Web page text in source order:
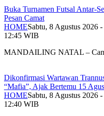
Buka Turnamen Futsal Antar-
Pesan Camat
HOMESabtu, 8 Agustus 2026
12:45 WIB
MANDAILING NATAL –
Dikonfirmasi Wartawan
“Mafia”, Ajak Bertemu 15
HOMESabtu, 8 Agustus 2026
12:40 WIB